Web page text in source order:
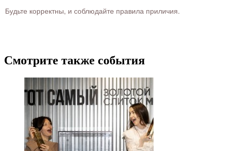
Будьте корректны, и соблюдайте правила приличия.
Смотрите также события